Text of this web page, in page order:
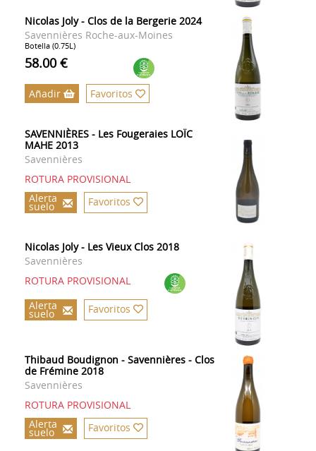
Nicolas Joly - Clos de la Bergerie 2024
Savennières Roche-aux-Moines
Botella (0.75L)
58.00 €
Añadir Favoritos
SAVENNIÈRES - Les Fougeraies LOÏC
MAHE 2013
Savennières
ROTURA PROVISIONAL
Alerta
suelo Favoritos
Nicolas Joly - Les Vieux Clos 2018
Savennières
ROTURA PROVISIONAL
Alerta
suelo Favoritos
Thibaud Boudignon - Savennières - Clos
de Frémine 2018
Savennières
ROTURA PROVISIONAL
Alerta
suelo Favoritos